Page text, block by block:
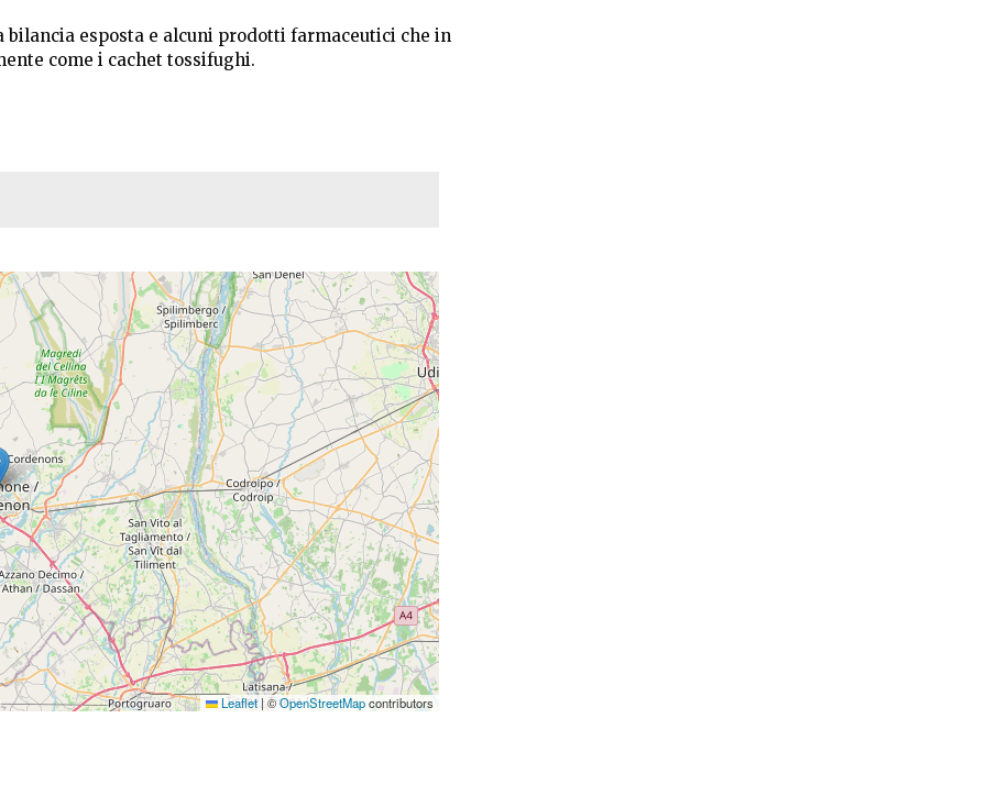
esposta e alcuni prodotti farmaceutici che in
come i cachet tossifughi.
Leaflet|©OpenStreetMapcontributors